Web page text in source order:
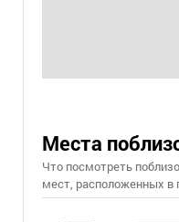
Места
Что посмотреть
мест, расположенных в